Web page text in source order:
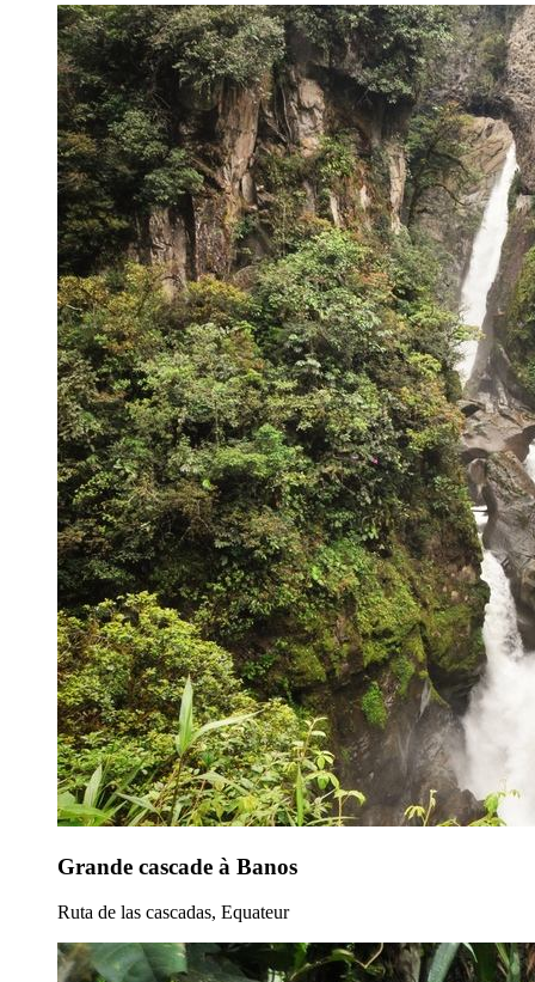
Grande cascade à Banos
Ruta de las cascadas, Equateur